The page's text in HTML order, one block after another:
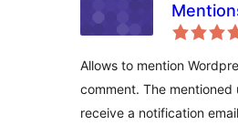
Allows to mention
comment. The mentioned
receive a notification